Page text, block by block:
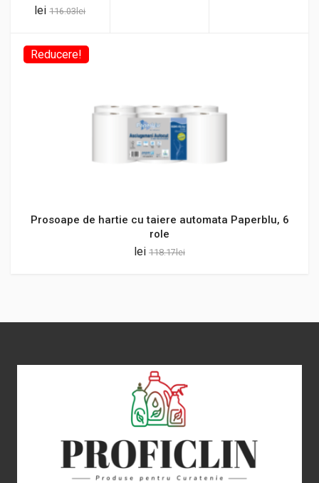
lei 116.03lei
Reducere!
Prosoape de hartie cu taiere automata Paperblu, 6
role
lei 118.17lei